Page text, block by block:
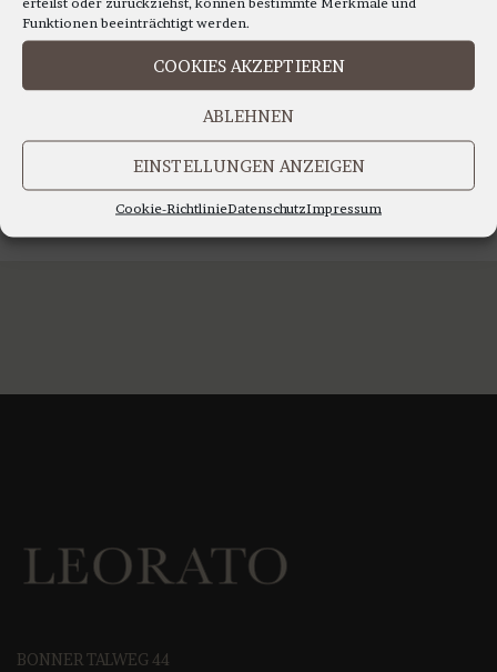
Funktionen beeinträchtigt werden.
COOKIES AKZEPTIEREN
ABLEHNEN
EINSTELLUNGEN ANZEIGEN
Cookie-RichtlinieDatenschutzImpressum
WIR FREUEN UNS AUF IHREN TELEFON ANRUF
IHR TEAM LEORATO
BONNER TALWEG 44